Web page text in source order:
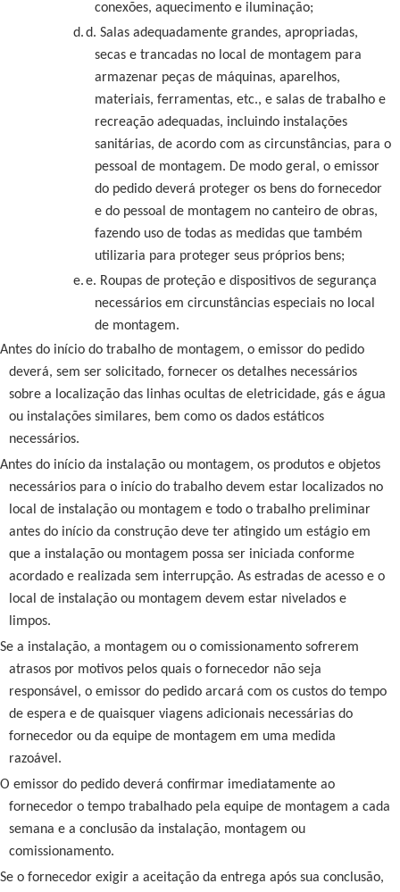
conexões, aquecimento e iluminação;
d.d. Salas adequadamente grandes, apropriadas,
secas e trancadas no local de montagem para
armazenar peças de máquinas, aparelhos,
materiais, ferramentas, etc., e salas de trabalho e
recreação adequadas, incluindo instalações
sanitárias, de acordo com as circunstâncias, para o
pessoal de montagem. De modo geral, o emissor
do pedido deverá proteger os bens do fornecedor
e do pessoal de montagem no canteiro de obras,
fazendo uso de todas as medidas que também
utilizaria para proteger seus próprios bens;
e.e. Roupas de proteção e dispositivos de segurança
necessários em circunstâncias especiais no local
de montagem.
Antes do início do trabalho de montagem, o emissor do pedido
deverá, sem ser solicitado, fornecer os detalhes necessários
sobre a localização das linhas ocultas de eletricidade, gás e água
ou instalações similares, bem como os dados estáticos
necessários.
Antes do início da instalação ou montagem, os produtos e objetos
necessários para o início do trabalho devem estar localizados no
local de instalação ou montagem e todo o trabalho preliminar
antes do início da construção deve ter atingido um estágio em
que a instalação ou montagem possa ser iniciada conforme
acordado e realizada sem interrupção. As estradas de acesso e o
local de instalação ou montagem devem estar nivelados e
limpos.
Se a instalação, a montagem ou o comissionamento sofrerem
atrasos por motivos pelos quais o fornecedor não seja
responsável, o emissor do pedido arcará com os custos do tempo
de espera e de quaisquer viagens adicionais necessárias do
fornecedor ou da equipe de montagem em uma medida
razoável.
O emissor do pedido deverá confirmar imediatamente ao
fornecedor o tempo trabalhado pela equipe de montagem a cada
semana e a conclusão da instalação, montagem ou
comissionamento.
Se o fornecedor exigir a aceitação da entrega após sua conclusão,